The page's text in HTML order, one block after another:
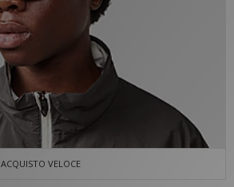
ACQUISTO VELOCE